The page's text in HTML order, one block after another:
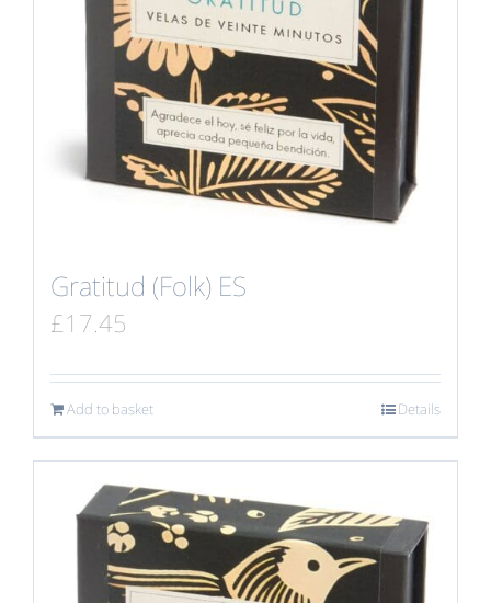
Gratitud (Folk) ES
£17.45
Add to basket Details